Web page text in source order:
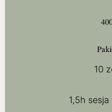
10
1,5h